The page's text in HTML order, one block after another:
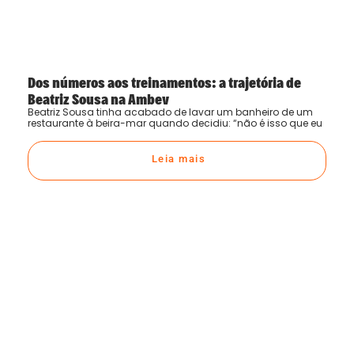
Dos números aos treinamentos: a trajetória de
Beatriz Sousa na Ambev
Beatriz Sousa tinha acabado de lavar um banheiro de um
restaurante à beira-mar quando decidiu: “não é isso que eu
Leia mais